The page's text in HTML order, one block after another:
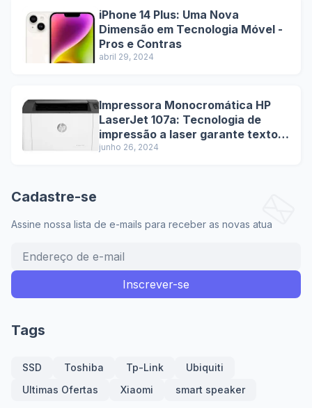
iPhone 14 Plus: Uma Nova
Dimensão em Tecnologia Móvel -
Pros e Contras
abril 29, 2024
Impressora Monocromática HP
LaserJet 107a: Tecnologia de
impressão a laser garante textos
nítidos e de alta qualidade.
junho 26, 2024
Cadastre-se
Assine nossa lista de e-mails para receber as novas atua
Tags
SSD Toshiba Tp-Link
Ubiquiti
Ultimas Ofertas
Xiaomi smart speaker